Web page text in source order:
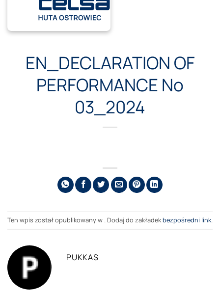
EN_DECLARATION OF
PERFORMANCE No
03_2024
Ten wpis został opublikowany w . Dodaj do zakładekbezpośredni link.
PUKKAS